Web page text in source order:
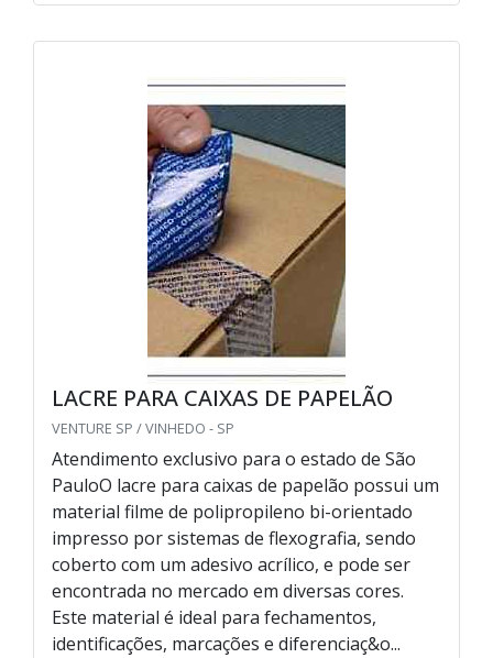
LACRE PARA CAIXAS DE PAPELÃO
VENTURE SP / VINHEDO - SP
Atendimento exclusivo para o estado de São
PauloO lacre para caixas de papelão possui um
material filme de polipropileno bi-orientado
impresso por sistemas de flexografia, sendo
coberto com um adesivo acrílico, e pode ser
encontrada no mercado em diversas cores.
Este material é ideal para fechamentos,
identificações, marcações e diferenciaç&o...